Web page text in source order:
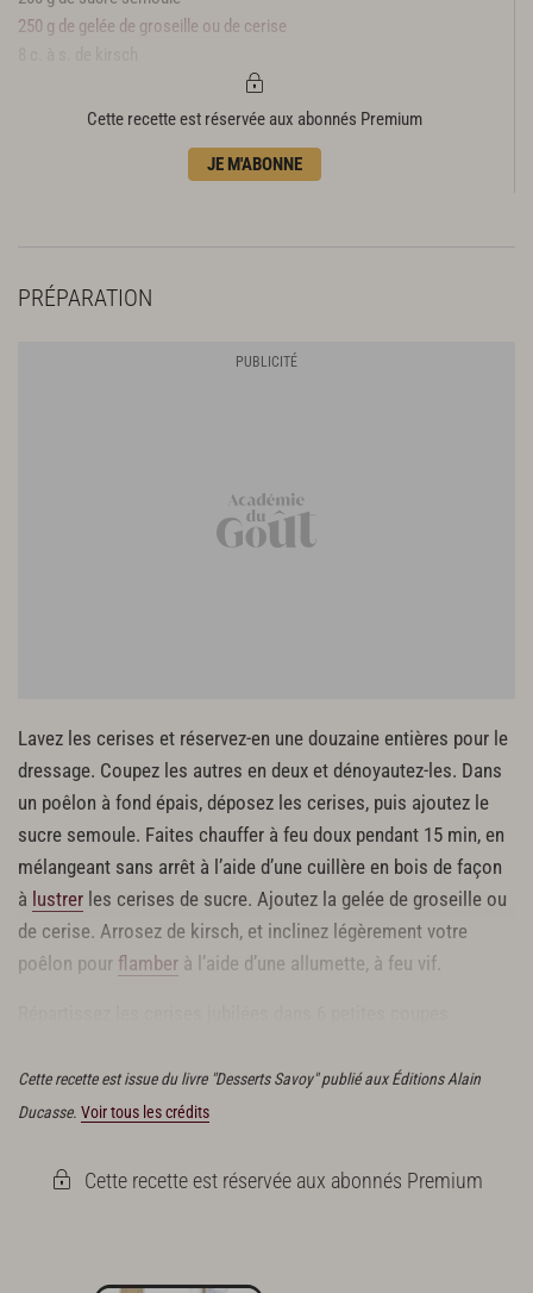
250 g de gelée de groseille ou de cerise
Cette recette est réservée aux abonnés Premium
JE M'ABONNE
PRÉPARATION
Lavez les cerises et réservez-en une douzaine entières pour le
dressage. Coupez les autres en deux et dénoyautez-les. Dans
un poêlon à fond épais, déposez les cerises, puis ajoutez le
sucre semoule. Faites chauffer à feu doux pendant 15 min, en
mélangeant sans arrêt à l’aide d’une cuillère en bois de façon
à lustrer les cerises de sucre. Ajoutez la gelée de groseille ou
de cerise. Arrosez de kirsch, et inclinez légèrement votre
poêlon pour flamber à l’aide d’une allumette, à feu vif.
Cette recette est issue du livre "Desserts Savoy" publié aux Éditions Alain
Ducasse. Voir tous les crédits
Cette recette est réservée aux abonnés Premium